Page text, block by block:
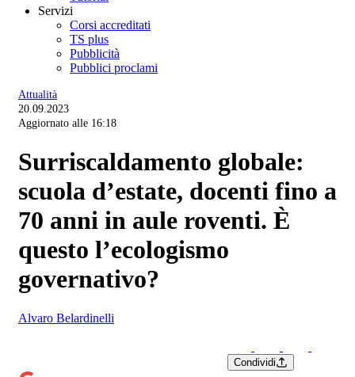
Servizi
Corsi accreditati
TS plus
Pubblicità
Pubblici proclami
Attualità
20.09.2023
Aggiornato alle 16:18
Surriscaldamento globale:
scuola d’estate, docenti fino a
70 anni in aule roventi. È
questo l’ecologismo
governativo?
Alvaro Belardinelli
Condividi